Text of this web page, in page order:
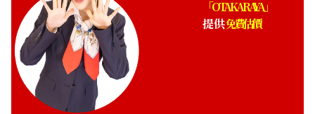
「OTAKARAYA」
提供免費估價